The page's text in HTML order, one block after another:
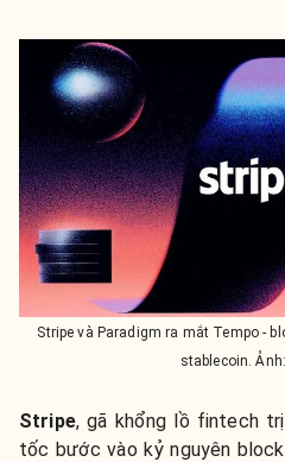
Stripe và Paradigm ra mắt Tempo -
stablecoin.
Stripe, gã khổng lồ fintech
tốc bước vào kỷ nguyên